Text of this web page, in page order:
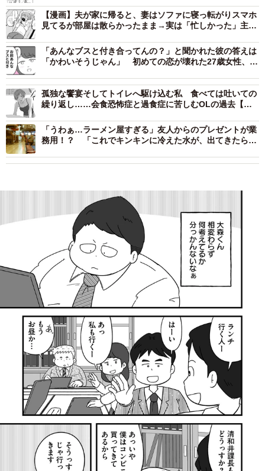
【漫画】夫が家に帰ると、妻はソファに寝っ転がりスマホ
見てるが部屋は散らかったまま→実は「忙しかった」主婦
「あんなブスと付き合ってんの？」と聞かれた彼の答えは
「かわいそうじゃん」 初めての恋が壊れた27歳女性、整
孤独な饗宴そしてトイレへ駆け込む私 食べては吐いての
繰り返し……会食恐怖症と過食症に苦しむOLの過去【漫
「うわぁ…ラーメン屋すぎる」友人からのプレゼントが業
務用！？ 「これでキンキンに冷えた水が、出てきたらあ